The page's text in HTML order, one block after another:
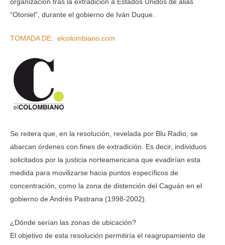
“Otoniel”, durante el gobierno de Iván Duque.
TOMADA DE: elcolombiano.com
Se reitera que, en la resolución, revelada por Blu Radio, se
abarcan órdenes con fines de extradición. Es decir, individuos
solicitados por la justicia norteamericana que evadirían esta
medida para movilizarse hacia puntos específicos de
concentración, como la zona de distención del Caguán en el
gobierno de Andrés Pastrana (1998-2002).
¿Dónde serían las zonas de ubicación?
El objetivo de esta resolución permitiría el reagrupamiento de